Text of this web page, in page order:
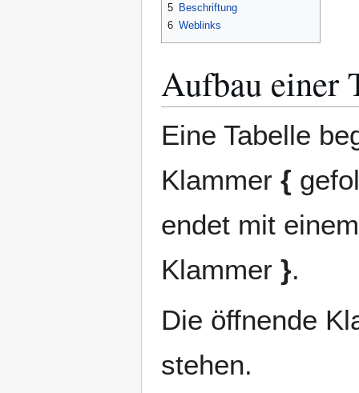
5 Beschriftung
6 Weblinks
Aufbau einer
Eine Tabelle
Klammer {
endet mit
Klammer }.
Die öffnende
stehen.